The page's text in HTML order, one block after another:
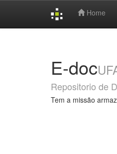
Home
E-doc
Repositorio de
Tem a missão